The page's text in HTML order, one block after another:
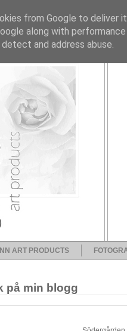
ART PRODUCTS
på min blogg
from Google to deliver
along with
and address abuse.